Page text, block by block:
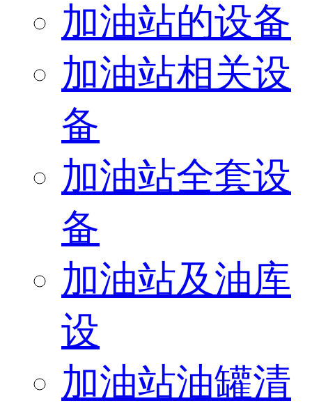
加油站的设备
加油站相关设
备
加油站全套设
备
加油站及油库
设
加油站油罐清